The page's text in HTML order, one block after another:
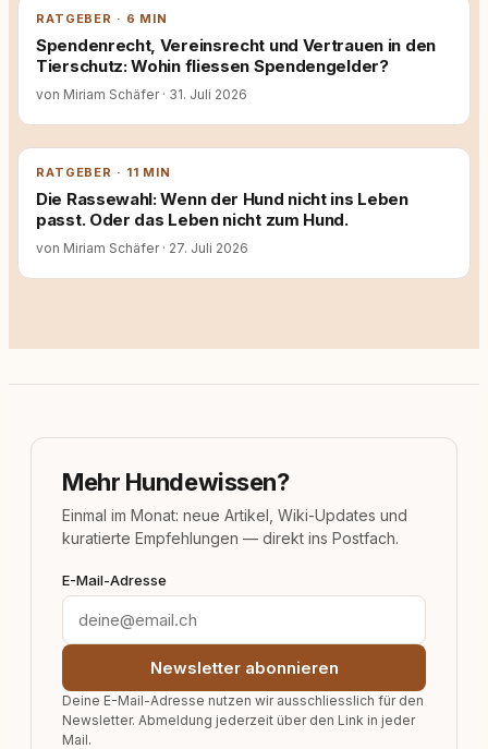
RATGEBER · 6 MIN
Spendenrecht, Vereinsrecht und Vertrauen in den
Tierschutz: Wohin fliessen Spendengelder?
von Miriam Schäfer · 31. Juli 2026
RATGEBER · 11 MIN
Die Rassewahl: Wenn der Hund nicht ins Leben
passt. Oder das Leben nicht zum Hund.
von Miriam Schäfer · 27. Juli 2026
Mehr Hundewissen?
Einmal im Monat: neue Artikel, Wiki-Updates und
kuratierte Empfehlungen — direkt ins Postfach.
E-Mail-Adresse
Newsletter abonnieren
Deine E-Mail-Adresse nutzen wir ausschliesslich für den
Newsletter. Abmeldung jederzeit über den Link in jeder
Mail.